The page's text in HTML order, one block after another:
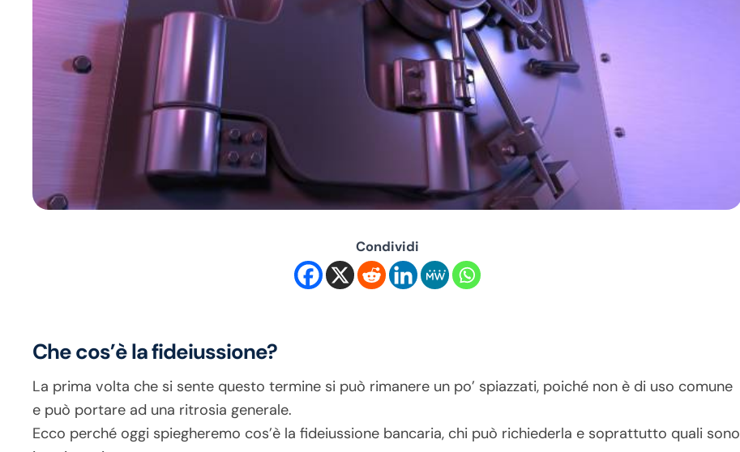
Condividi
Che cos’è la fideiussione?
La prima volta che si sente questo termine si può rimanere un po’ spiazzati, poiché non è di uso comune
e può portare ad una ritrosia generale.
Ecco perché oggi spiegheremo cos’è la fideiussione bancaria, chi può richiederla e soprattutto quali sono